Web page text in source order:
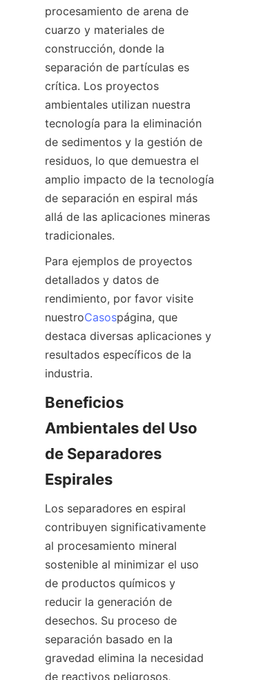
procesamiento de arena de
cuarzo y materiales de
construcción, donde la
separación de partículas es
crítica. Los proyectos
ambientales utilizan nuestra
tecnología para la eliminación
de sedimentos y la gestión de
residuos, lo que demuestra el
amplio impacto de la tecnología
de separación en espiral más
allá de las aplicaciones mineras
tradicionales.
Para ejemplos de proyectos
detallados y datos de
rendimiento, por favor visite
nuestroCasospágina, que
destaca diversas aplicaciones y
resultados específicos de la
industria.
Beneficios
Ambientales del Uso
de Separadores
Espirales
Los separadores en espiral
contribuyen significativamente
al procesamiento mineral
sostenible al minimizar el uso
de productos químicos y
reducir la generación de
desechos. Su proceso de
separación basado en la
gravedad elimina la necesidad
de reactivos peligrosos,